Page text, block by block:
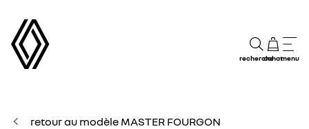
rechercheachatmenu
retour au modèle MASTER FOURGON